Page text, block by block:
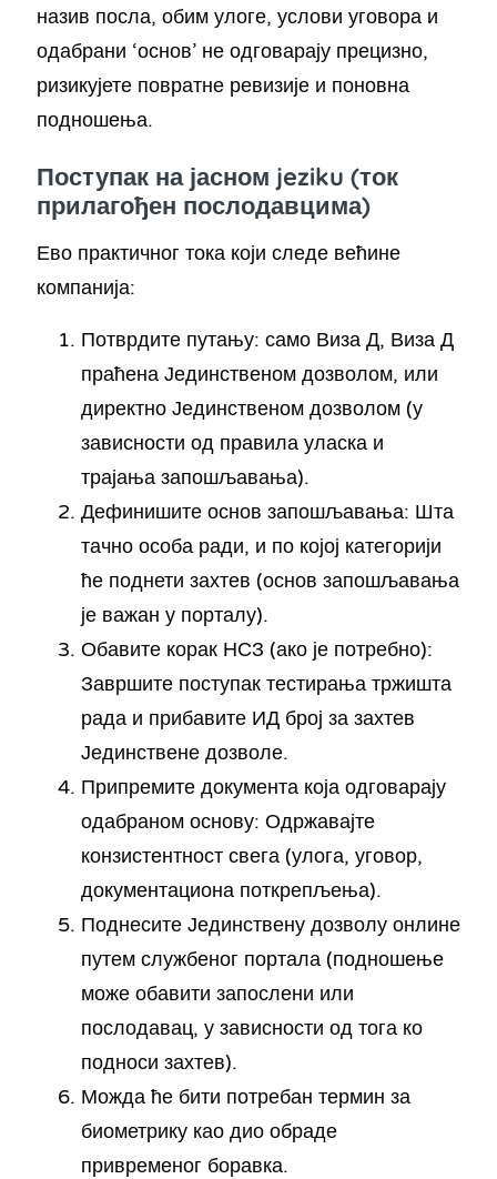
назив посла, обим улоге, услови уговора и
одабрани ‘основ’ не одговарају прецизно,
ризикујете повратне ревизије и поновна
подношења.
Поступак на јасном jeziku (ток
прилагођен послодавцима)
Ево практичног тока који следе већине
компанија:
Потврдите путању: само Виза Д, Виза Д
праћена Јединственом дозволом, или
директно Јединственом дозволом (у
зависности од правила уласка и
трајања запошљавања).
Дефинишите основ запошљавања: Шта
тачно особа ради, и по којој категорији
ће поднети захтев (основ запошљавања
је важан у порталу).
Обавите корак НСЗ (ако је потребно):
Завршите поступак тестирања тржишта
рада и прибавите ИД број за захтев
Јединствене дозволе.
Припремите документа која одговарају
одабраном основу: Одржавајте
конзистентност свега (улога, уговор,
документациона поткрепљења).
Поднесите Јединствену дозволу онлине
путем службеног портала (подношење
може обавити запослени или
послодавац, у зависности од тога ко
подноси захтев).
Можда ће бити потребан термин за
биометрику као дио обраде
привременог боравка.